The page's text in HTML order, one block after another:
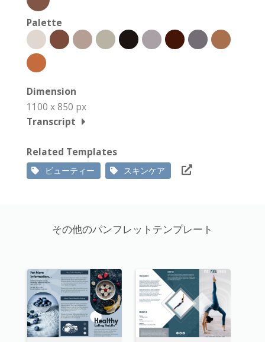
Palette
Dimension
1100 x 850 px
Transcript
Related Templates
ビューティー スキンケア
その他のパンフレットテンプレート